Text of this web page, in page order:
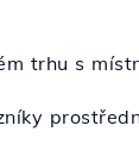
trhu s